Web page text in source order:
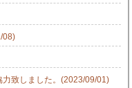
08)
力致しました。(2023/09/01)